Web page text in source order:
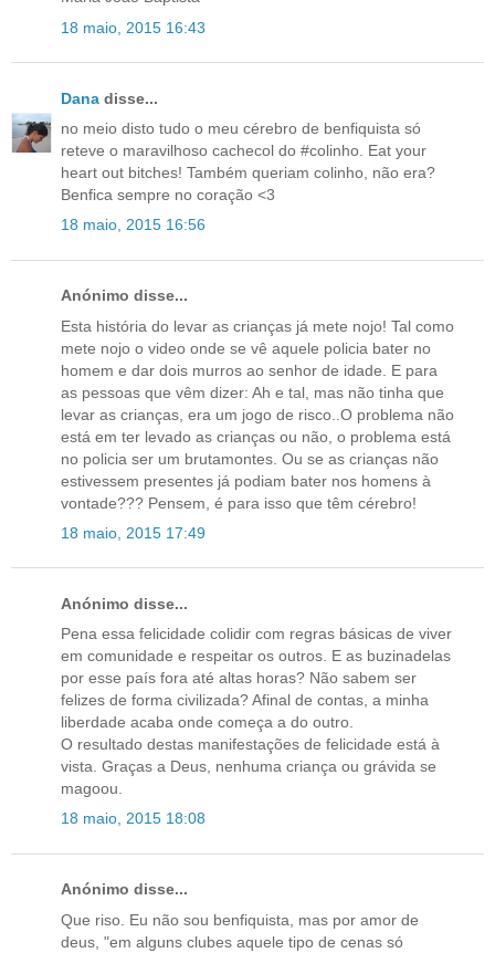
18 maio, 2015 16:43
Dana disse...
no meio disto tudo o meu cérebro de benfiquista só
reteve o maravilhoso cachecol do #colinho. Eat your
heart out bitches! Também queriam colinho, não era?
Benfica sempre no coração <3
18 maio, 2015 16:56
Anónimo disse...
Esta história do levar as crianças já mete nojo! Tal como
mete nojo o video onde se vê aquele policia bater no
homem e dar dois murros ao senhor de idade. E para
as pessoas que vêm dizer: Ah e tal, mas não tinha que
levar as crianças, era um jogo de risco..O problema não
está em ter levado as crianças ou não, o problema está
no policia ser um brutamontes. Ou se as crianças não
estivessem presentes já podiam bater nos homens à
vontade??? Pensem, é para isso que têm cérebro!
18 maio, 2015 17:49
Anónimo disse...
Pena essa felicidade colidir com regras básicas de viver
em comunidade e respeitar os outros. E as buzinadelas
por esse país fora até altas horas? Não sabem ser
felizes de forma civilizada? Afinal de contas, a minha
liberdade acaba onde começa a do outro.
O resultado destas manifestações de felicidade está à
vista. Graças a Deus, nenhuma criança ou grávida se
magoou.
18 maio, 2015 18:08
Anónimo disse...
Que riso. Eu não sou benfiquista, mas por amor de
deus, "em alguns clubes aquele tipo de cenas só